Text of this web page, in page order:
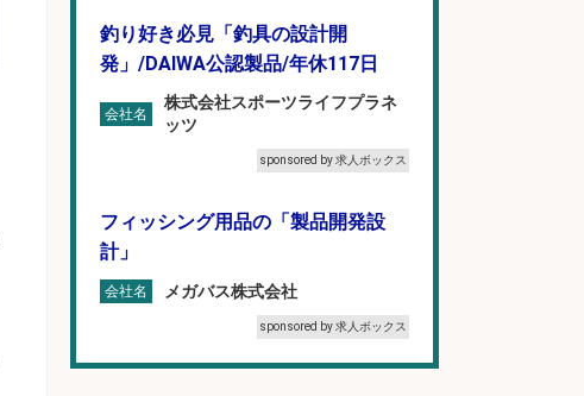
釣り好き必見「釣具の設計開
発」/DAIWA公認製品/年休117日
会社名
株式会社スポーツライフプラネ
ッツ
sponsored by 求人ボックス
フィッシング用品の「製品開発設
計」
会社名 メガバス株式会社
sponsored by 求人ボックス